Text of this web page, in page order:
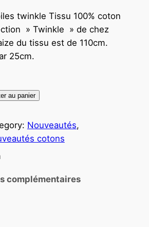
twinkle Tissu 100% coton
» Twinkle » de chez
du tissu est de 110cm.
25cm.
au panier
Nouveautés
cotons
complémentaires